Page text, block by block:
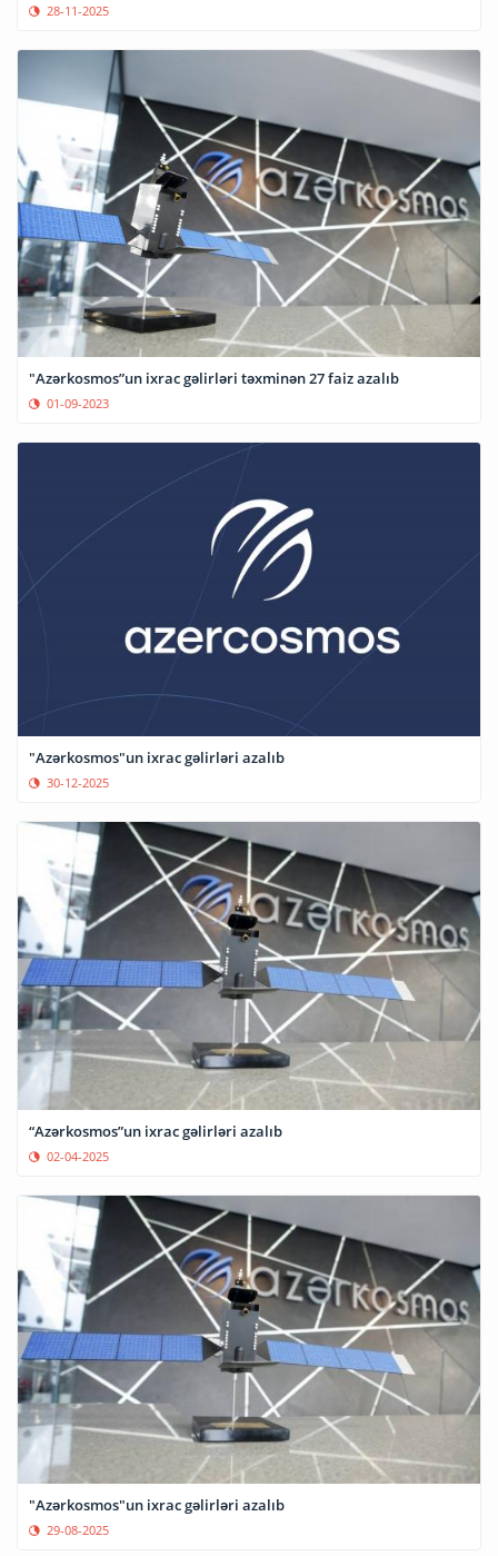
28-11-2025
"Azərkosmos”un ixrac gəlirləri təxminən 27 faiz azalıb
01-09-2023
"Azərkosmos"un ixrac gəlirləri azalıb
30-12-2025
“Azərkosmos”un ixrac gəlirləri azalıb
02-04-2025
"Azərkosmos"un ixrac gəlirləri azalıb
29-08-2025